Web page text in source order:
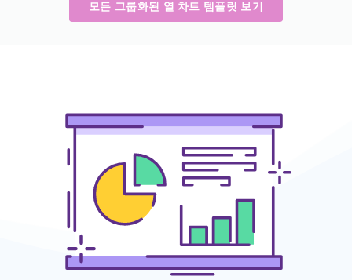
모든 그룹화된 열 차트 템플릿 보기